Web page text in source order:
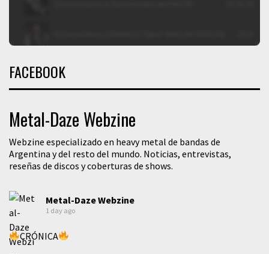
FACEBOOK
Metal-Daze Webzine
Webzine especializado en heavy metal de bandas de
Argentina y del resto del mundo. Noticias, entrevistas,
reseñas de discos y coberturas de shows.
Metal-Daze Webzine
1 day ago
CRÓNICA